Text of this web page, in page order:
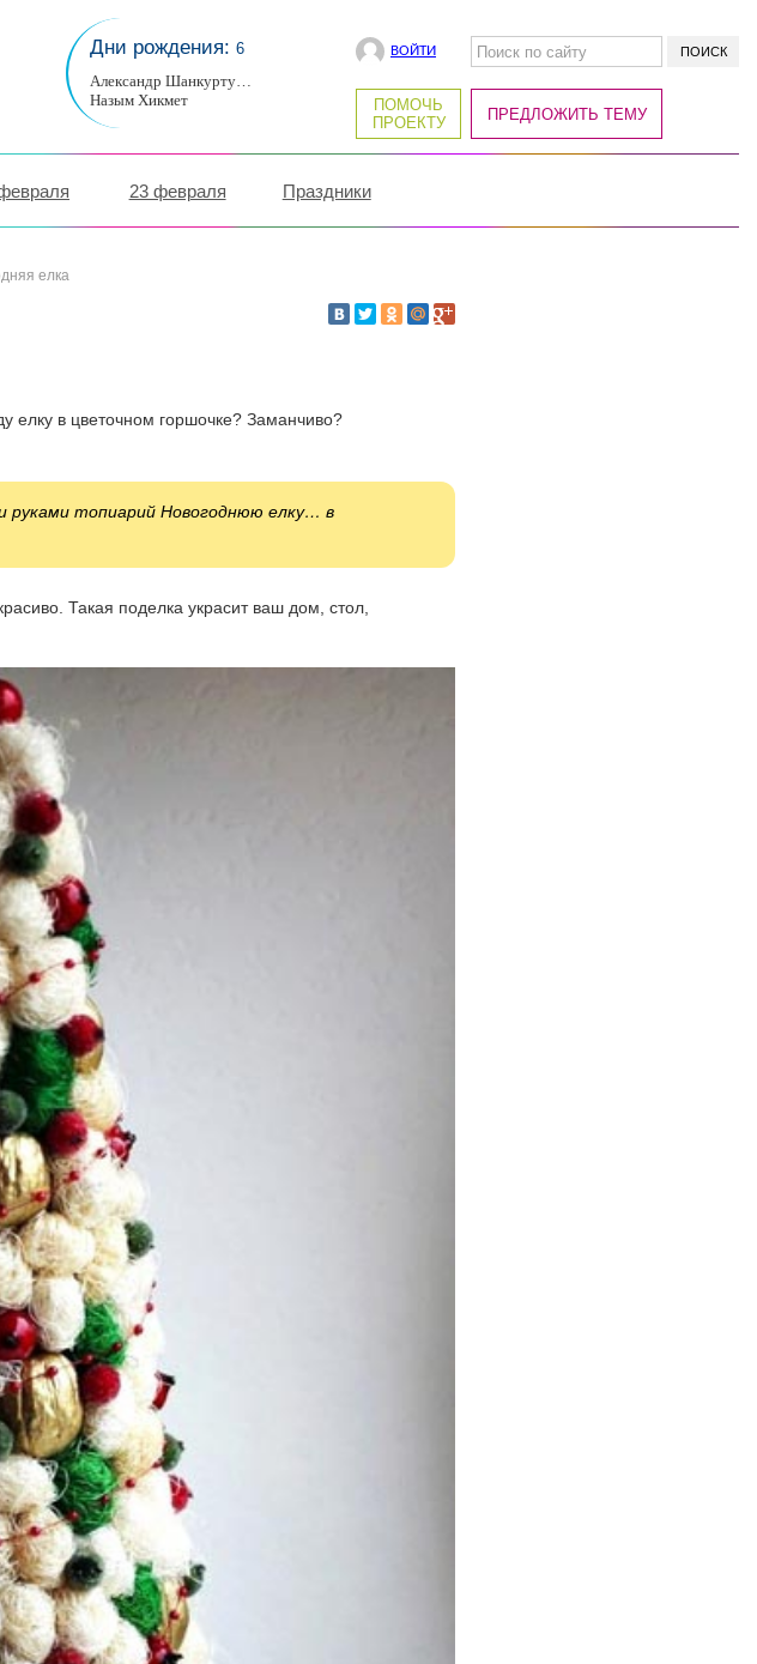
Дни рождения: 6
Александр Шанкурту…
Назым Хикмет
ВОЙТИ
ПОМОЧЬ
ПРОЕКТУ
ПРЕДЛОЖИТЬ ТЕМУ
23 февраля Праздники
елка
елку в цветочном горшочке? Заманчиво?
руками топиарий Новогоднюю елку… в
Такая поделка украсит ваш дом, стол,